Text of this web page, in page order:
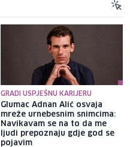
GRADI USPJEŠNU KARIJERU
Glumac Adnan Alić osvaja
mreže urnebesnim snimcima:
Navikavam se na to da me
ljudi prepoznaju gdje god se
pojavim